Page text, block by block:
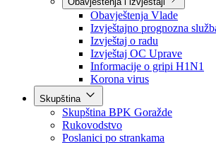
Javne nabavke
Dnevni izvještaj MUP-a
Obavještenja i izvještaji
Obavještenja Vlade
Izvještajno prognozna
Izvještaj o radu
Izvještaj OC Uprave
Informacije o gripi H1N1
Korona virus
Skupština